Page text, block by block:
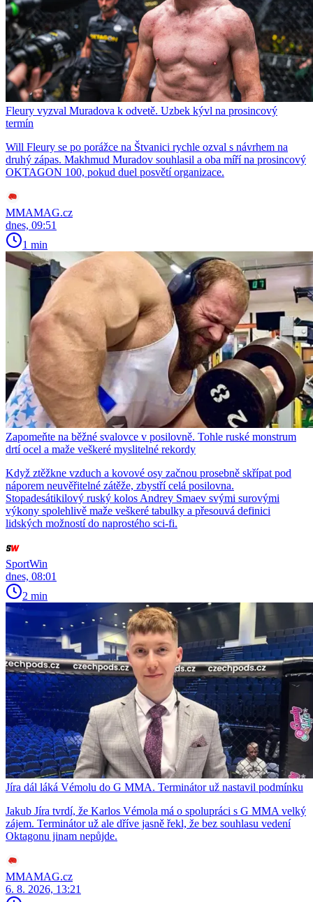
Fleury vyzval Muradova k odvetě. Uzbek kývl na prosincový
termín
Will Fleury se po porážce na Štvanici rychle ozval s návrhem na
druhý zápas. Makhmud Muradov souhlasil a oba míří na prosincový
OKTAGON 100, pokud duel posvětí organizace.
MMAMAG.cz
dnes, 09:51
1 min
Zapomeňte na běžné svalovce v posilovně. Tohle ruské monstrum
drtí ocel a maže veškeré myslitelné rekordy
Když ztěžkne vzduch a kovové osy začnou prosebně skřípat pod
náporem neuvěřitelné zátěže, zbystří celá posilovna.
Stopadesátikilový ruský kolos Andrey Smaev svými surovými
výkony spolehlivě maže veškeré tabulky a přesouvá definici
lidských možností do naprostého sci-fi.
SportWin
dnes, 08:01
2 min
Jíra dál láká Vémolu do G MMA. Terminátor už nastavil podmínku
Jakub Jíra tvrdí, že Karlos Vémola má o spolupráci s G MMA velký
zájem. Terminátor už ale dříve jasně řekl, že bez souhlasu vedení
Oktagonu jinam nepůjde.
MMAMAG.cz
6. 8. 2026, 13:21